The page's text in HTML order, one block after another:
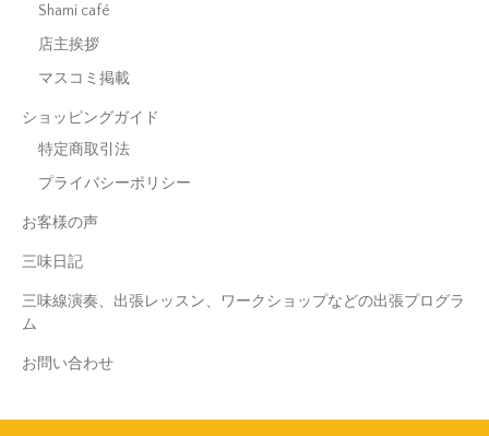
Shami café
店主挨拶
マスコミ掲載
ショッピングガイド
特定商取引法
プライバシーポリシー
お客様の声
三味日記
三味線演奏、出張レッスン、ワークショップなどの出張プログラ
ム
お問い合わせ